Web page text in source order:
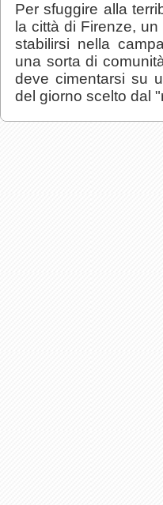
Per sfuggire alla
la città di Firenze,
stabilirsi nella
una sorta di
deve cimentarsi su
del giorno scelto dal